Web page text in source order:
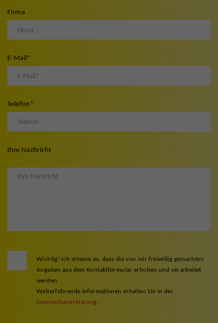
Firma
E-Mail*
Telefon *
Ihre Nachricht
Wichtig! Ich stimme zu, dass die von mir freiwillig gemachten
Angaben aus dem Kontaktformular erhoben und verarbeitet
werden.
Weiterführende Informationen erhalten Sie in der
Datenschutzerklärung